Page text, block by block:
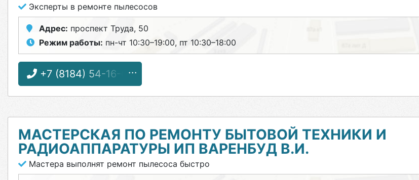
Эксперты в ремонте пылесосов
Адрес: проспект Труда, 50
Режим работы: пн-чт 10:30–19:00, пт 10:30–18:00
+7 (8184) 54-16-62
МАСТЕРСКАЯ ПО РЕМОНТУ БЫТОВОЙ ТЕХНИКИ И
РАДИОАППАРАТУРЫ ИП ВАРЕНБУД В.И.
Мастера выполнят ремонт пылесоса быстро